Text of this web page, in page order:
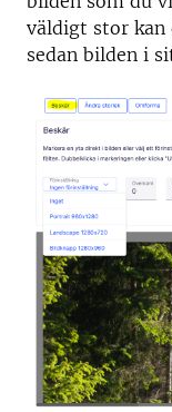
väldigt stor kan
sedan bilden i